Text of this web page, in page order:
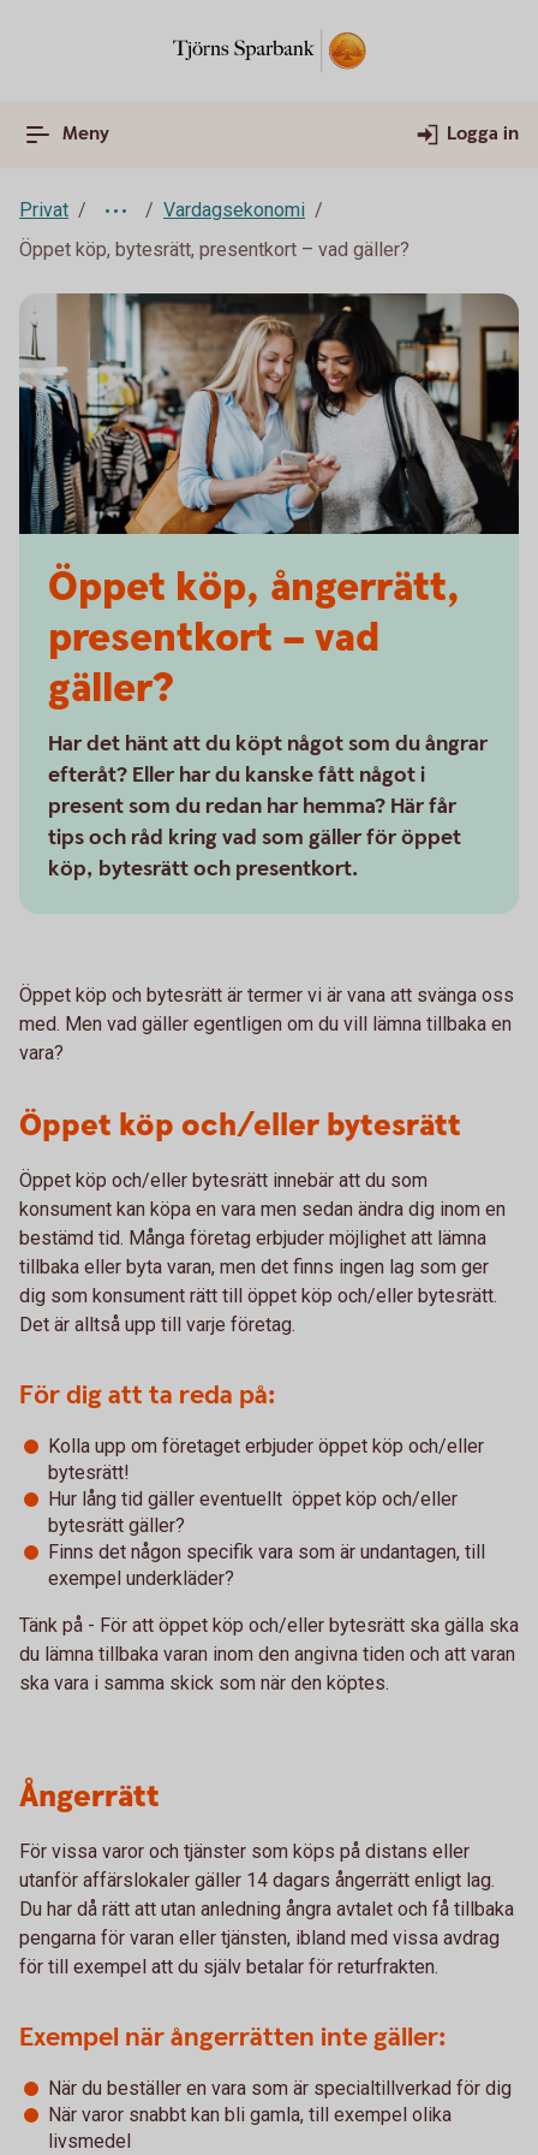
Meny Logga in
Privat
Vardagsekonomi
Öppet köp, bytesrätt, presentkort – vad gäller?
Öppet köp, ångerrätt,
presentkort – vad
gäller?
Har det hänt att du köpt något som du ångrar
efteråt? Eller har du kanske fått något i
present som du redan har hemma? Här får
tips och råd kring vad som gäller för öppet
köp, bytesrätt och presentkort.
Öppet köp och bytesrätt är termer vi är vana att svänga oss
med. Men vad gäller egentligen om du vill lämna tillbaka en
vara?
Öppet köp och/eller bytesrätt
Öppet köp och/eller bytesrätt innebär att du som
konsument kan köpa en vara men sedan ändra dig inom en
bestämd tid. Många företag erbjuder möjlighet att lämna
tillbaka eller byta varan, men det finns ingen lag som ger
dig som konsument rätt till öppet köp och/eller bytesrätt.
Det är alltså upp till varje företag.
För dig att ta reda på:
Kolla upp om företaget erbjuder öppet köp och/eller
bytesrätt!
Hur lång tid gäller eventuellt öppet köp och/eller
bytesrätt gäller?
Finns det någon specifik vara som är undantagen, till
exempel underkläder?
Tänk på - För att öppet köp och/eller bytesrätt ska gälla ska
du lämna tillbaka varan inom den angivna tiden och att varan
ska vara i samma skick som när den köptes.
Ångerrätt
För vissa varor och tjänster som köps på distans eller
utanför affärslokaler gäller 14 dagars ångerrätt enligt lag.
Du har då rätt att utan anledning ångra avtalet och få tillbaka
pengarna för varan eller tjänsten, ibland med vissa avdrag
för till exempel att du själv betalar för returfrakten.
Exempel när ångerrätten inte gäller:
När du beställer en vara som är specialtillverkad för dig
När varor snabbt kan bli gamla, till exempel olika
livsmedel